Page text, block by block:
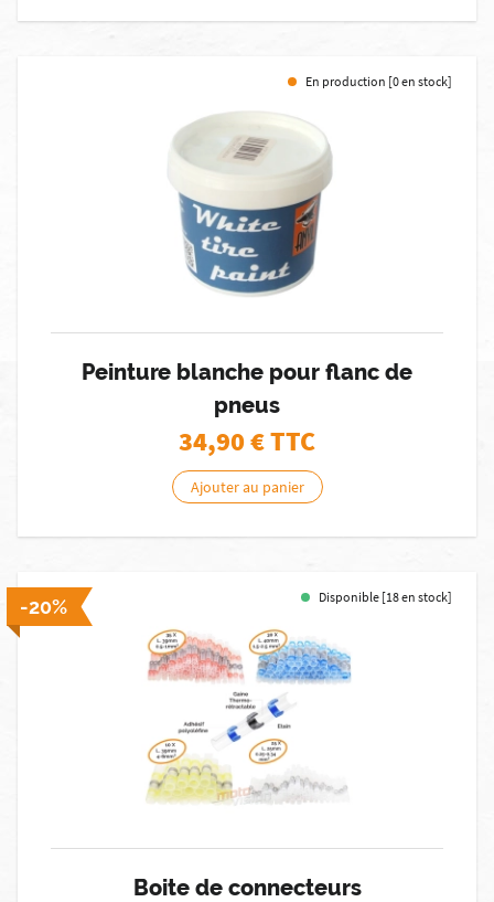
En production [0 en stock]
Peinture blanche pour flanc de
pneus
34,90€ TTC
Ajouter au panier
-20% Disponible [18 en stock]
Boite de connecteurs